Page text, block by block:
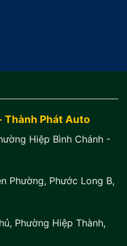
Thành Phát Auto
Hiệp Bình Chánh -
Phường, Phước Long B,
Phường Hiệp Thành,